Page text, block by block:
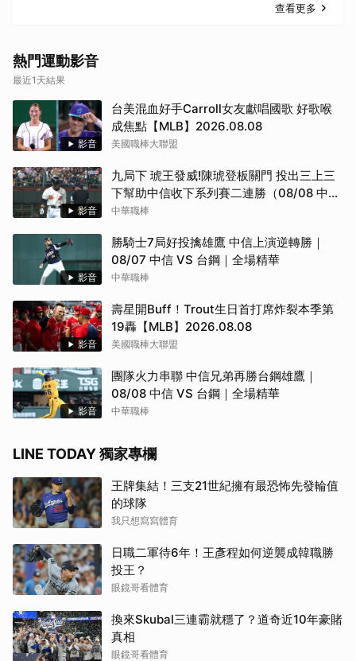
查看更多
熱門運動影音
最近1天結果
影音
台美混血好手Carroll女友獻唱國歌 好歌喉
成焦點【MLB】2026.08.08
美國職棒大聯盟
影音
九局下 琥王發威!陳琥登板關門 投出三上三
下幫助中信收下系列賽二連勝（08/08 中信
VS 台鋼）
中華職棒
影音
勝騎士7局好投擒雄鷹 中信上演逆轉勝｜
08/07 中信 VS 台鋼｜全場精華
中華職棒
影音
壽星開Buff！Trout生日首打席炸裂本季第
19轟【MLB】2026.08.08
美國職棒大聯盟
影音
團隊火力串聯 中信兄弟再勝台鋼雄鷹｜
08/08 中信 VS 台鋼｜全場精華
中華職棒
LINE TODAY 獨家專欄
王牌集結！三支21世紀擁有最恐怖先發輪值
的球隊
我只想寫寫體育
日職二軍待6年！王彥程如何逆襲成韓職勝
投王？
眼鏡哥看體育
換來Skubal三連霸就穩了？道奇近10年豪賭
真相
眼鏡哥看體育